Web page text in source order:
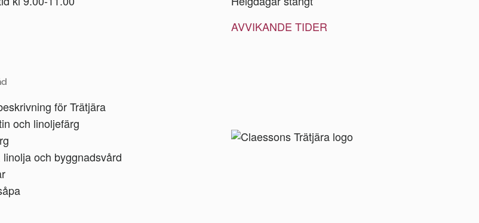
AVVIKANDE TIDER
för Trätjära
och linoljefärg
linolja och byggnadsvård